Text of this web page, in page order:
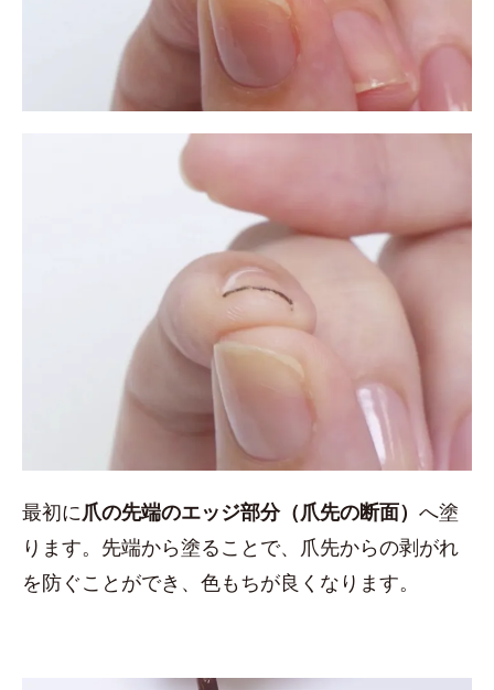
最初に爪の先端のエッジ部分（爪先の断面） へ塗
ります。先端から塗ることで、爪先からの剥がれ
を防ぐことができ、色もちが良くなります。